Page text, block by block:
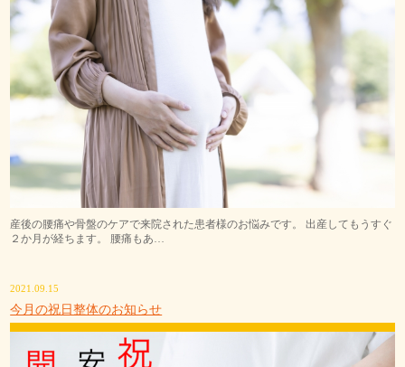
産後の腰痛や骨盤のケアで来院された患者様のお悩みです。 出産してもうすぐ
２か月が経ちます。 腰痛もあ…
2021.09.15
今月の祝日整体のお知らせ